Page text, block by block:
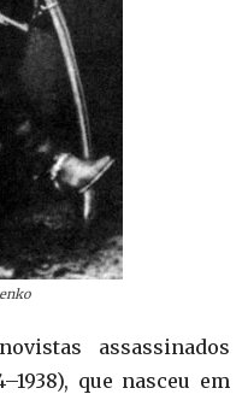
assassinados
que nasceu em